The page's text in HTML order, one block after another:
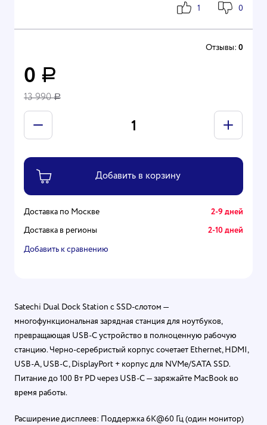
1 0
Отзывы: 0
0 Р
13 990Р
Доставка по Москве 2-9 дней
Доставка в регионы 2-10 дней
Добавить к сравнению
Satechi Dual Dock Station с SSD-слотом —
многофункциональная зарядная станция для ноутбуков,
превращающая USB-C устройство в полноценную рабочую
станцию. Черно-серебристый корпус сочетает Ethernet, HDMI,
USB-A, USB-C, DisplayPort + корпус для NVMe/SATA SSD.
Питание до 100 Вт PD через USB-C — заряжайте MacBook во
время работы.
Расширение дисплеев: Поддержка 6K@60 Гц (один монитор)